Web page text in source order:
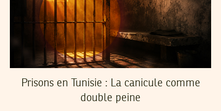
Prisons en Tunisie : La canicule comme
double peine